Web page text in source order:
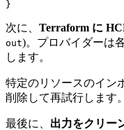
次に、 Terraform に
out)。プロバイダーは
します。
特定のリソースのイン
削除して再試行します
最後に、 出力をクリー